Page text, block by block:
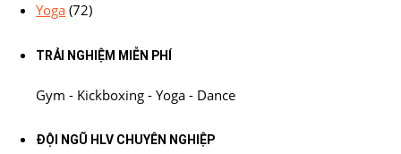
Yoga (72)
TRẢI NGHIỆM MIỄN PHÍ
Gym - Kickboxing - Yoga - Dance
ĐỘI NGŨ HLV CHUYÊN NGHIỆP